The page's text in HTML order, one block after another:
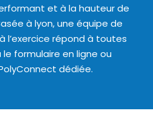
et à la hauteur de
à lyon, une équipe de
l’exercice répond à toutes
formulaire en ligne ou
dédiée.